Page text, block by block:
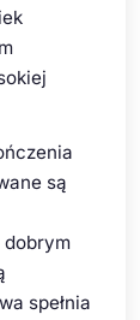
są
spełnia